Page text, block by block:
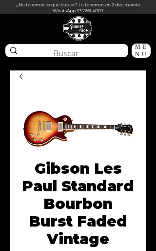
¿No tenemos lo que buscas? Lo tenemos en 2 dias manda
WhatsApp33 2261 4007
ME
NU
Gibson Les
Paul Standard
Bourbon
Burst Faded
Vintage